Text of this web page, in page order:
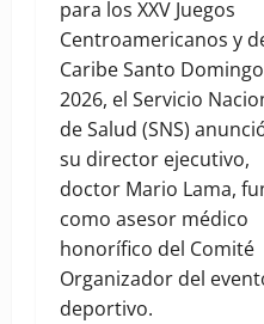
para los XXV Juegos
Centroamericanos y
Caribe Santo Domingo
2026, el Servicio
de Salud (SNS)
su director ejecutivo,
doctor Mario Lama,
como asesor médico
honorífico del Comité
Organizador del
deportivo.